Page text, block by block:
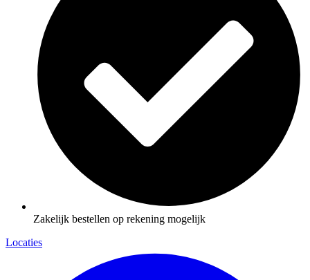
Zakelijk bestellen op rekening mogelijk
Locaties